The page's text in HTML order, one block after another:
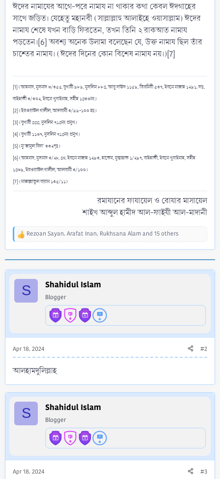
ঈদের নামাযের আগে-পরে নামায না থাকার কথা কেবল ঈদগাহের
সাথে জড়িত। যেহেতু মহানবী (সাল্লাল্লাহু আলাইহে ওয়াসাল্লাম) ঈদের
নামায শেষে যখন বাড়ি ফিরতেন, তখন তিনি ২ রাকআত নামায
পড়তেন।[6] অবশ্য অনেক উলামা বলেছেন যে, উক্ত নামায ছিল তাঁর
চাশ্তের নামায। (ঈদের দিনের কোন বিশেষ নামায নয়।)[7]
[1] (আহমাদ, মুসনাদ ৬/৩৫৫, বুখারী ৯৮৯, মুসলিম ৮৮৪, আবূ দাঊদ ১১৫৯, তিরমিযী ৫৩৭, ইবনে মাজাহ ১২৯১, দাঃ,
বাইহাকী ৩/৩০২, ইবনে খুযাইমাহ, সহীহ ১৪৩৬নং)
[2] (ইরওয়াউল গালীল, আলবানী ৩/৯৯-১০০ দ্রঃ)
[3] (বুখারী ৪৪৪, মুসলিম ৭১৪নং প্রমুখ)
[4] (বুখারী ১১৬৭, মুসলিম ৭১৪নং প্রমুখ)
[5] (মু’জামুল বিদা’ ৩৩২পৃঃ)
[6] (আহমাদ, মুসনাদ ৩/২৮, ৪০, ইবনে মাজাহ ১২৯৩, হাকেম, মুস্তাদ্রাক ১/২৯৭, বাইহাকী, ইবনে খুযাইমাহ, সহীহ
১৪৬৯, ইরওয়াউল গালীল, আলবানী ৩/১০০)
[7] (মাজাল্লাতুল বায়ান ১৩৫/১১)
রমাযানের ফাযায়েল ও রোযার মাসায়েল
শাইখ আব্দুল হামীদ আল-ফাইযী আল-মাদানী​
R
t
i
Rezoan Sayan, Arafat Inan, Rukhsana Alamand 15 others
S Shahidul Islam
Blogger
Apr 18, 2024 #2
আলহামদুলিল্লাহ
S Shahidul Islam
Blogger
Apr 18, 2024 #3